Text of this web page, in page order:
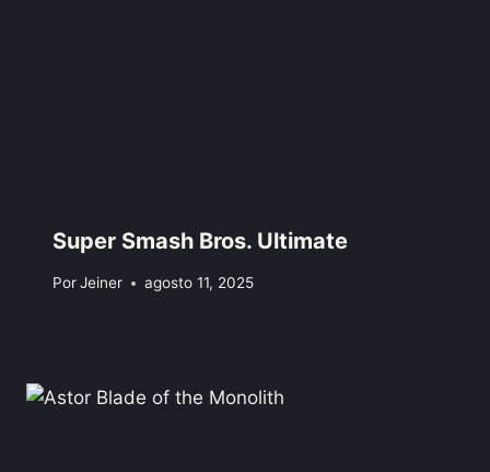
Super Smash Bros. Ultimate
PorJeiner agosto 11, 2025